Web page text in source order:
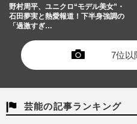
野村周平、ユニクロ“モデル美女”・
石田夢実と熱愛報道！下半身強調の
「過激すぎ…
7位以
芸能の記事ランキング